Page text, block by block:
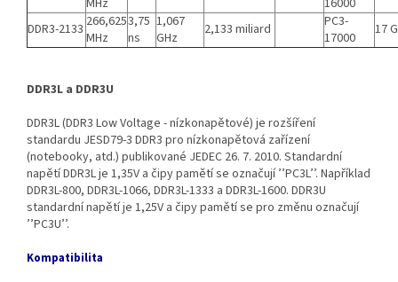
MHz
16000
DDR3-2133 266,625
MHz
3,75
ns
1,067
GHz
2,133 miliard
PC3-
17000
17
DDR3L a DDR3U
DDR3L (DDR3 Low Voltage - nízkonapětové) je rozšíření
standardu JESD79-3 DDR3 pro nízkonapětová zařízení
(notebooky, atd.) publikované JEDEC 26. 7. 2010. Standardní
napětí DDR3L je 1,35V a čipy pamětí se označují ’’PC3L’’. Například
DDR3L‐800, DDR3L‐1066, DDR3L‐1333 a DDR3L‐1600. DDR3U
standardní napětí je 1,25V a čipy pamětí se pro změnu označují
’’PC3U’’.
Kompatibilita